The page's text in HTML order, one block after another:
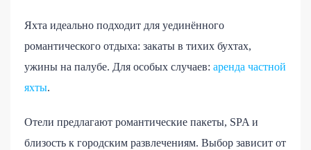
Яхта идеально подходит для уединённого
романтического отдыха: закаты в тихих бухтах,
ужины на палубе. Для особых случаев: аренда частной
яхты.
Отели предлагают романтические пакеты, SPA и
близость к городским развлечениям. Выбор зависит от